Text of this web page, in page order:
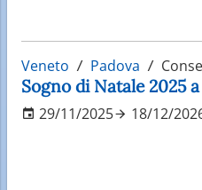
Veneto Padova
Sogno di Natale 2025
29/11/2025 18/12/